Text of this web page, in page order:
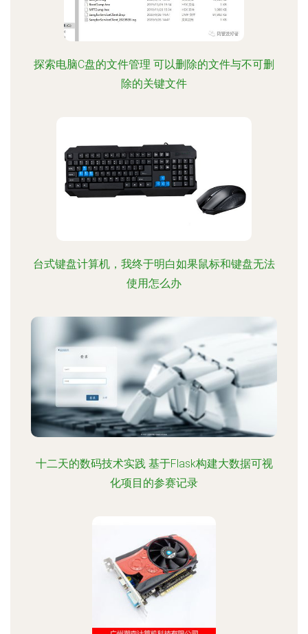
探索电脑C盘的文件管理 可以删除的文件与不可删
除的关键文件
台式键盘计算机，我终于明白如果鼠标和键盘无法
使用怎么办
十二天的数码技术实践 基于Flask构建大数据可视
化项目的参赛记录